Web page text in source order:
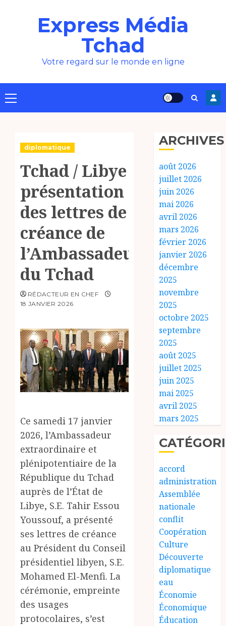
Express Média
Tchad
Votre regard sur le monde en ligne
Menu
principal
diplomatique
Tchad / Libye :
présentation
des lettres de
créance de
l’Ambassadeur
du Tchad
RÉDACTEUR EN CHEF
18 JANVIER 2026
Ce samedi 17 janvier
2026, l’Ambassadeur
extraordinaire et
plénipotentiaire de la
République du Tchad
auprès de l’État de
Libye, S.E. Tahir Essou
Youssouf, a présenté
ses lettres de créance
au Président du Conseil
présidentiel libyen, S.E.
Mohamed El-Menfi. La
cérémonie, empreinte
des usages
protocolaires, s’est
ARCHIVES
août 2026
juillet 2026
juin 2026
mai 2026
avril 2026
mars 2026
février 2026
janvier 2026
décembre
2025
novembre
2025
octobre 2025
septembre
2025
août 2025
juillet 2025
juin 2025
mai 2025
avril 2025
mars 2025
accord
administration
Assemblée
nationale
conflit
Coopération
Culture
Découverte
diplomatique
eau
Économie
Économique
Éducation